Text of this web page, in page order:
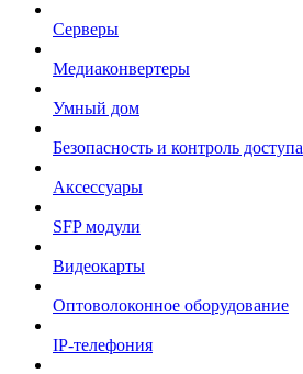
Серверы
Медиаконвертеры
Умный дом
Безопасность и контроль доступа
Аксессуары
SFP модули
Видеокарты
Оптоволоконное оборудование
IP-телефония